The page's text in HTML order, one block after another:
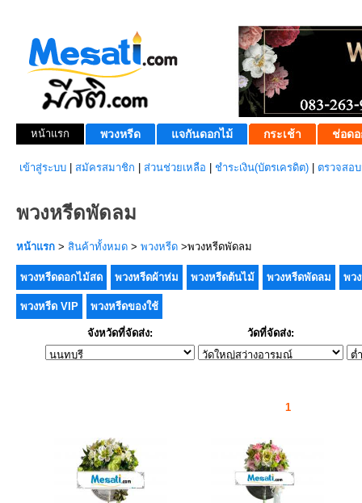
หน้าแรก พวงหรีด แจกันดอกไม้ กระเช้า ช่อดอ
เข้าสู่ระบบ สมัครสมาชิก ส่วนช่วยเหลือ ชำระเงิน(บัตรเครดิต) ตรวจสอ
พวงหรีดพัดลม
หน้าแรก > สินค้าทั้งหมด > พวงหรีด >พวงหรีดพัดลม
พวงหรีดดอกไม้สด พวงหรีดผ้าห่ม พวงหรีดต้นไม้ พวงหรีดพัดลม พว
พวงหรีด VIP พวงหรีดของใช้
จังหวัดที่จัดส่ง: วัดที่จัดส่ง:
1